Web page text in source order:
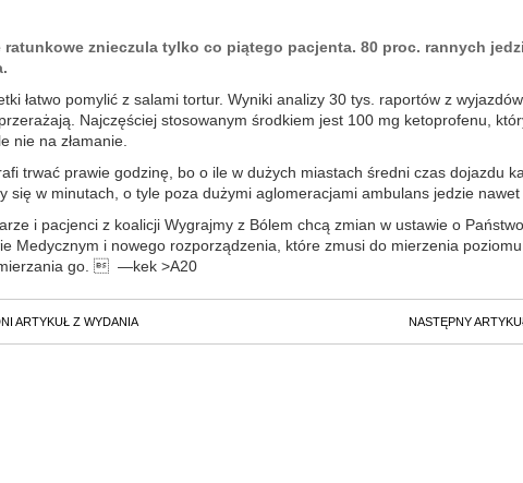
ratunkowe znieczula tylko co piątego pacjenta. 80 proc. rannych
łatwo pomylić z salami tortur. Wyniki analizy 30 tys. raportów z
Najczęściej stosowanym środkiem jest 100 mg ketoprofenu,
nie na złamanie.
trwać prawie godzinę, bo o ile w dużych miastach średni czas dojazdu
się w minutach, o tyle poza dużymi aglomeracjami ambulans jedzie nawet
i pacjenci z koalicji Wygrajmy z Bólem chcą zmian w ustawie o
Medycznym i nowego rozporządzenia, które zmusi do mierzenia
go.  —kek >A20
ARTYKUŁ Z WYDANIA NASTĘPNY